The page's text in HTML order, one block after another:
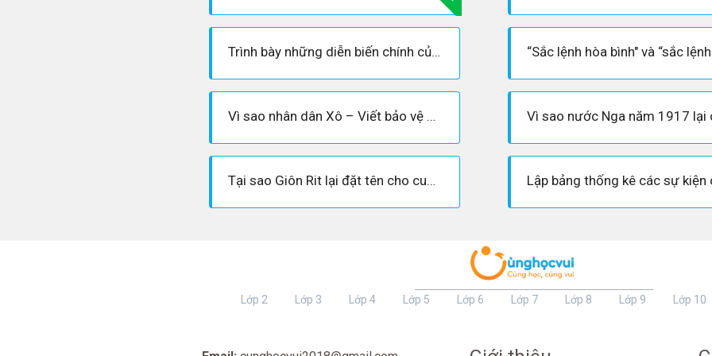
Trình bày những diễn biến chính của cuộc khởi nghĩa vũ trang ở Pê-tơ-rô-grat.
Vì sao nhân dân Xô – Viết bảo vệ được thành quả của cuộc cách mạng tháng Mười?
Tại sao Giôn Rit lại đặt tên cho cuốn sách là “Mười ngày rung chuyển thế giới”?
Lớp 2 Lớp 3 Lớp 4 Lớp 5 Lớp 6 Lớp 7 Lớp 8 Lớp 9 Lớp 10